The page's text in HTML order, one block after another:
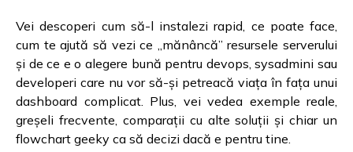
Vei descoperi cum să-l instalezi rapid, ce poate face,
cum te ajută să vezi ce „mănâncă” resursele serverului
și de ce e o alegere bună pentru devops, sysadmini sau
developeri care nu vor să-și petreacă viața în fața unui
dashboard complicat. Plus, vei vedea exemple reale,
greșeli frecvente, comparații cu alte soluții și chiar un
flowchart geeky ca să decizi dacă e pentru tine.